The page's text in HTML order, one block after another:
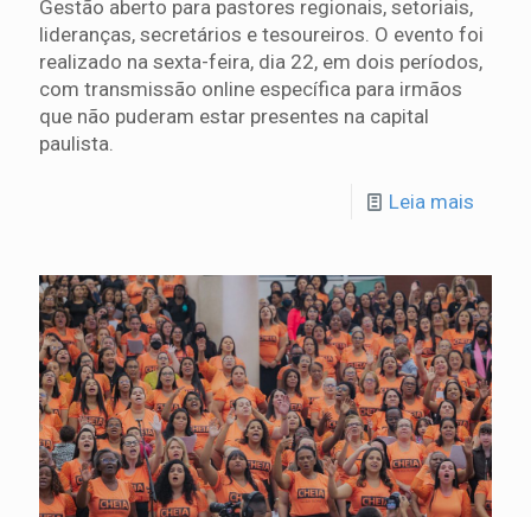
Gestão aberto para pastores regionais, setoriais,
lideranças, secretários e tesoureiros. O evento foi
realizado na sexta-feira, dia 22, em dois períodos,
com transmissão online específica para irmãos
que não puderam estar presentes na capital
paulista.
Leia mais